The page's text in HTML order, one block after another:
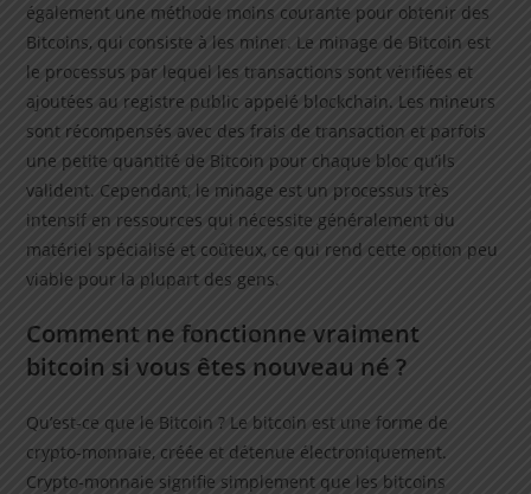
également une méthode moins courante pour obtenir des
Bitcoins, qui consiste à les miner. Le minage de Bitcoin est
le processus par lequel les transactions sont vérifiées et
ajoutées au registre public appelé blockchain. Les mineurs
sont récompensés avec des frais de transaction et parfois
une petite quantité de Bitcoin pour chaque bloc qu’ils
valident. Cependant, le minage est un processus très
intensif en ressources qui nécessite généralement du
matériel spécialisé et coûteux, ce qui rend cette option peu
viable pour la plupart des gens.
Comment ne fonctionne vraiment
bitcoin si vous êtes nouveau né ?
Qu’est-ce que le Bitcoin ? Le bitcoin est une forme de
crypto-monnaie, créée et détenue électroniquement.
Crypto-monnaie signifie simplement que les bitcoins